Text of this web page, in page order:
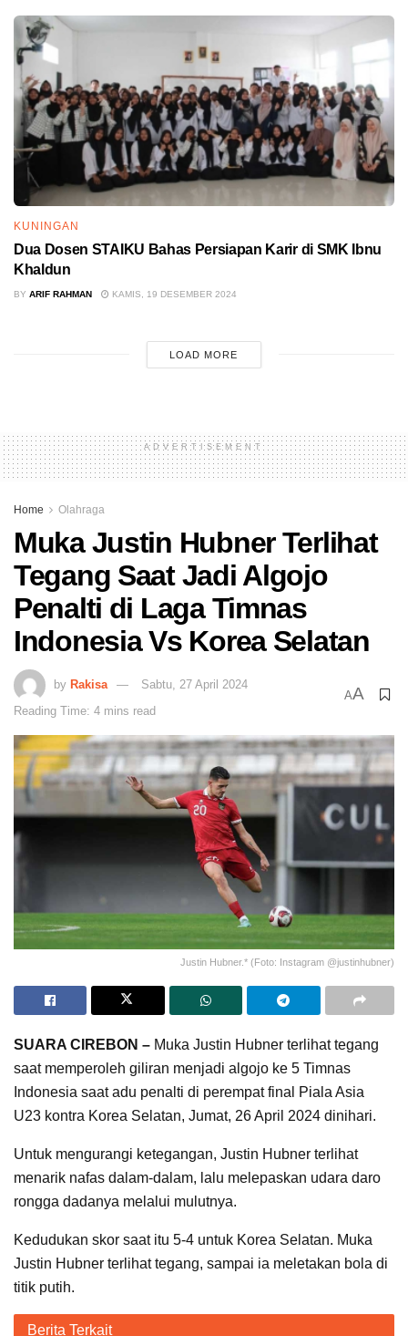
KUNINGAN
Dua Dosen STAIKU Bahas Persiapan Karir di SMK Ibnu
Khaldun
BY ARIF RAHMAN KAMIS, 19 DESEMBER 2024
LOAD MORE
ADVERTISEMENT
Home Olahraga
Muka Justin Hubner Terlihat
Tegang Saat Jadi Algojo
Penalti di Laga Timnas
Indonesia Vs Korea Selatan
by Rakisa
Sabtu, 27 April 2024
Reading Time: 4 mins read
AA
Justin Hubner.* (Foto: Instagram @justinhubner)
SUARA CIREBON – Muka Justin Hubner terlihat tegang
saat memperoleh giliran menjadi algojo ke 5 Timnas
Indonesia saat adu penalti di perempat final Piala Asia
U23 kontra Korea Selatan, Jumat, 26 April 2024 dinihari.
Untuk mengurangi ketegangan, Justin Hubner terlihat
menarik nafas dalam-dalam, lalu melepaskan udara daro
rongga dadanya melalui mulutnya.
Kedudukan skor saat itu 5-4 untuk Korea Selatan. Muka
Justin Hubner terlihat tegang, sampai ia meletakan bola di
titik putih.
Berita Terkait